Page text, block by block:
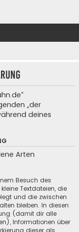
„der
deines
Arten
Besuch des
Textdateien, die
und die zwischen
bleiben. In diesen
(damit dir alle
Informationen über